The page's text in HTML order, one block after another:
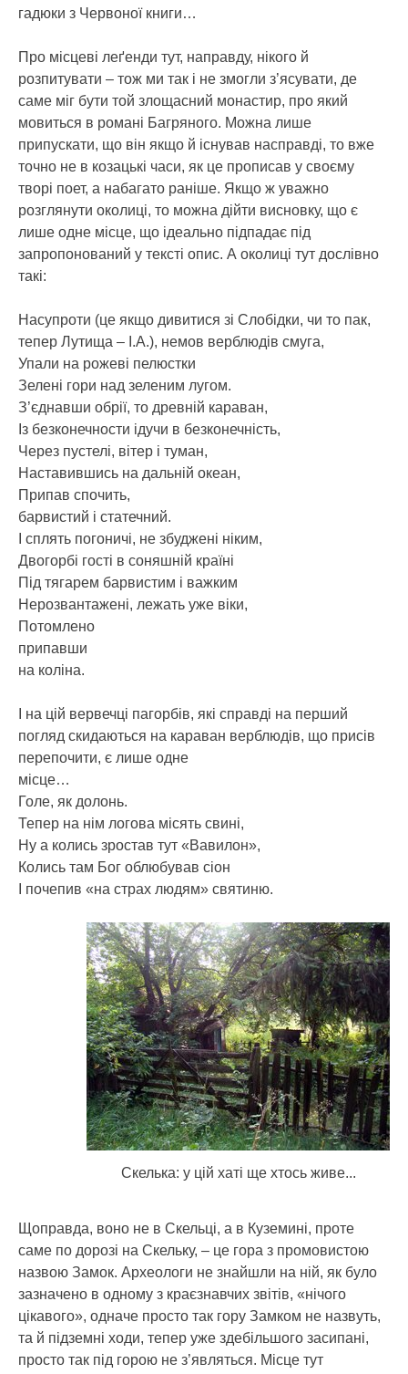
гадюки з Червоної книги…
Про місцеві леґенди тут, направду, нікого й
розпитувати – тож ми так і не змогли з’ясувати, де
саме міг бути той злощасний монастир, про який
мовиться в романі Багряного. Можна лише
припускати, що він якщо й існував насправді, то вже
точно не в козацькі часи, як це прописав у своєму
творі поет, а набагато раніше. Якщо ж уважно
розглянути околиці, то можна дійти висновку, що є
лише одне місце, що ідеально підпадає під
запропонований у тексті опис. А околиці тут дослівно
такі:
Насупроти (це якщо дивитися зі Слобідки, чи то пак,
тепер Лутища – І.А.), немов верблюдів смуга,
Упали на рожеві пелюстки
Зелені гори над зеленим лугом.
З’єднавши обрії, то древній караван,
Із безконечности ідучи в безконечність,
Через пустелі, вітер і туман,
Наставившись на дальній океан,
Припав спочить,
барвистий і статечний.
І сплять погоничі, не збуджені ніким,
Двогорбі гості в соняшній країні
Під тягарем барвистим і важким
Нерозвантажені, лежать уже віки,
Потомлено
припавши
на коліна.
І на цій вервечці пагорбів, які справді на перший
погляд скидаються на караван верблюдів, що присів
перепочити, є лише одне
місце…
Голе, як долонь.
Тепер на нім логова місять свині,
Ну а колись зростав тут «Вавилон»,
Колись там Бог облюбував сіон
І почепив «на страх людям» святиню.
Скелька: у цій хаті ще хтось живе...
Щоправда, воно не в Скельці, а в Куземині, проте
саме по дорозі на Скельку, – це гора з промовистою
назвою Замок. Археологи не знайшли на ній, як було
зазначено в одному з краєзнавчих звітів, «нічого
цікавого», одначе просто так гору Замком не назвуть,
та й підземні ходи, тепер уже здебільшого засипані,
просто так під горою не з’являться. Місце тут